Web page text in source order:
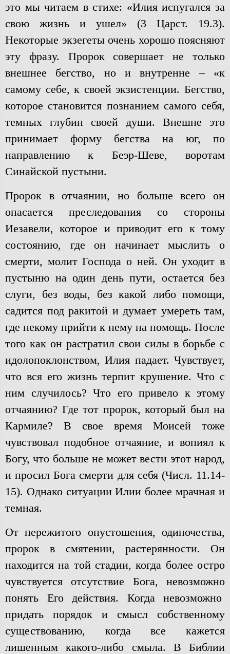
это мы читаем в стихе: «Илия испугался за
свою жизнь и ушел» (3 Царст. 19.3).
Некоторые экзегеты очень хорошо поясняют
эту фразу. Пророк совершает не только
внешнее бегство, но и внутренне – «к
самому себе, к своей экзистенции. Бегство,
которое становится познанием самого себя,
темных глубин своей души. Внешне это
принимает форму бегства на юг, по
направлению к Беэр-Шеве, воротам
Синайской пустыни.
Пророк в отчаянии, но больше всего он
опасается преследования со стороны
Иезавели, которое и приводит его к тому
состоянию, где он начинает мыслить о
смерти, молит Господа о ней. Он уходит в
пустыню на один день пути, остается без
слуги, без воды, без какой либо помощи,
садится под ракитой и думает умереть там,
где некому прийти к нему на помощь. После
того как он растратил свои силы в борьбе с
идолопоклонством, Илия падает. Чувствует,
что вся его жизнь терпит крушение. Что с
ним случилось? Что его привело к этому
отчаянию? Где тот пророк, который был на
Кармиле? В свое время Моисей тоже
чувствовал подобное отчаяние, и вопиял к
Богу, что больше не может вести этот народ,
и просил Бога смерти для себя (Числ. 11.14-
15). Однако ситуации Илии более мрачная и
темная.
От пережитого опустошения, одиночества,
пророк в смятении, растерянности. Он
находится на той стадии, когда более остро
чувствуется отсутствие Бога, невозможно
понять Его действия. Когда невозможно
придать порядок и смысл собственному
существованию, когда все кажется
лишенным какого-либо смыла. В Библии